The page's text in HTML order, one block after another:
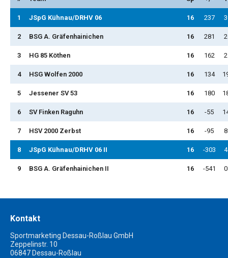
1 JSpG Kühnau/DRHV 06 16 237
2 BSG A. Gräfenhainichen 16 281
3 HG 85 Köthen 16 162
4 HSG Wolfen 2000 16 134
5 Jessener SV 53 16 180
6 SV Finken Raguhn 16 -55
7 HSV 2000 Zerbst 16 -95
8 JSpG Kühnau/DRHV 06 II 16 -303
9 BSG A. Gräfenhainichen II 16 -541
Kontakt
Sportmarketing Dessau-Roßlau GmbH
Zeppelinstr. 10
06847 Dessau-Roßlau